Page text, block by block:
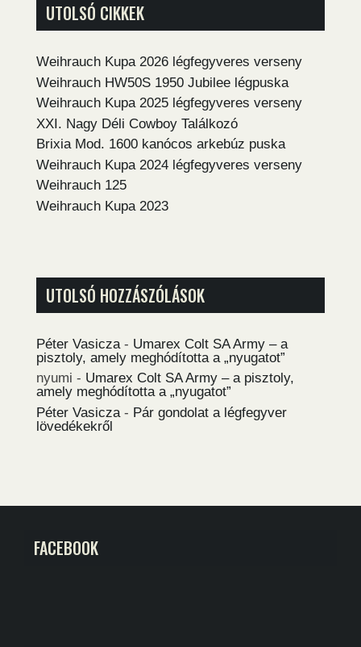
UTOLSÓ CIKKEK
Weihrauch Kupa 2026 légfegyveres verseny
Weihrauch HW50S 1950 Jubilee légpuska
Weihrauch Kupa 2025 légfegyveres verseny
XXI. Nagy Déli Cowboy Találkozó
Brixia Mod. 1600 kanócos arkebúz puska
Weihrauch Kupa 2024 légfegyveres verseny
Weihrauch 125
Weihrauch Kupa 2023
UTOLSÓ HOZZÁSZÓLÁSOK
Péter Vasicza - Umarex Colt SA Army – a
pisztoly, amely meghódította a „nyugatot”
nyumi - Umarex Colt SA Army – a pisztoly,
amely meghódította a „nyugatot”
Péter Vasicza - Pár gondolat a légfegyver
lövedékekről
FACEBOOK